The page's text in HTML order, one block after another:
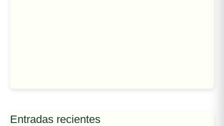
Entradas recientes